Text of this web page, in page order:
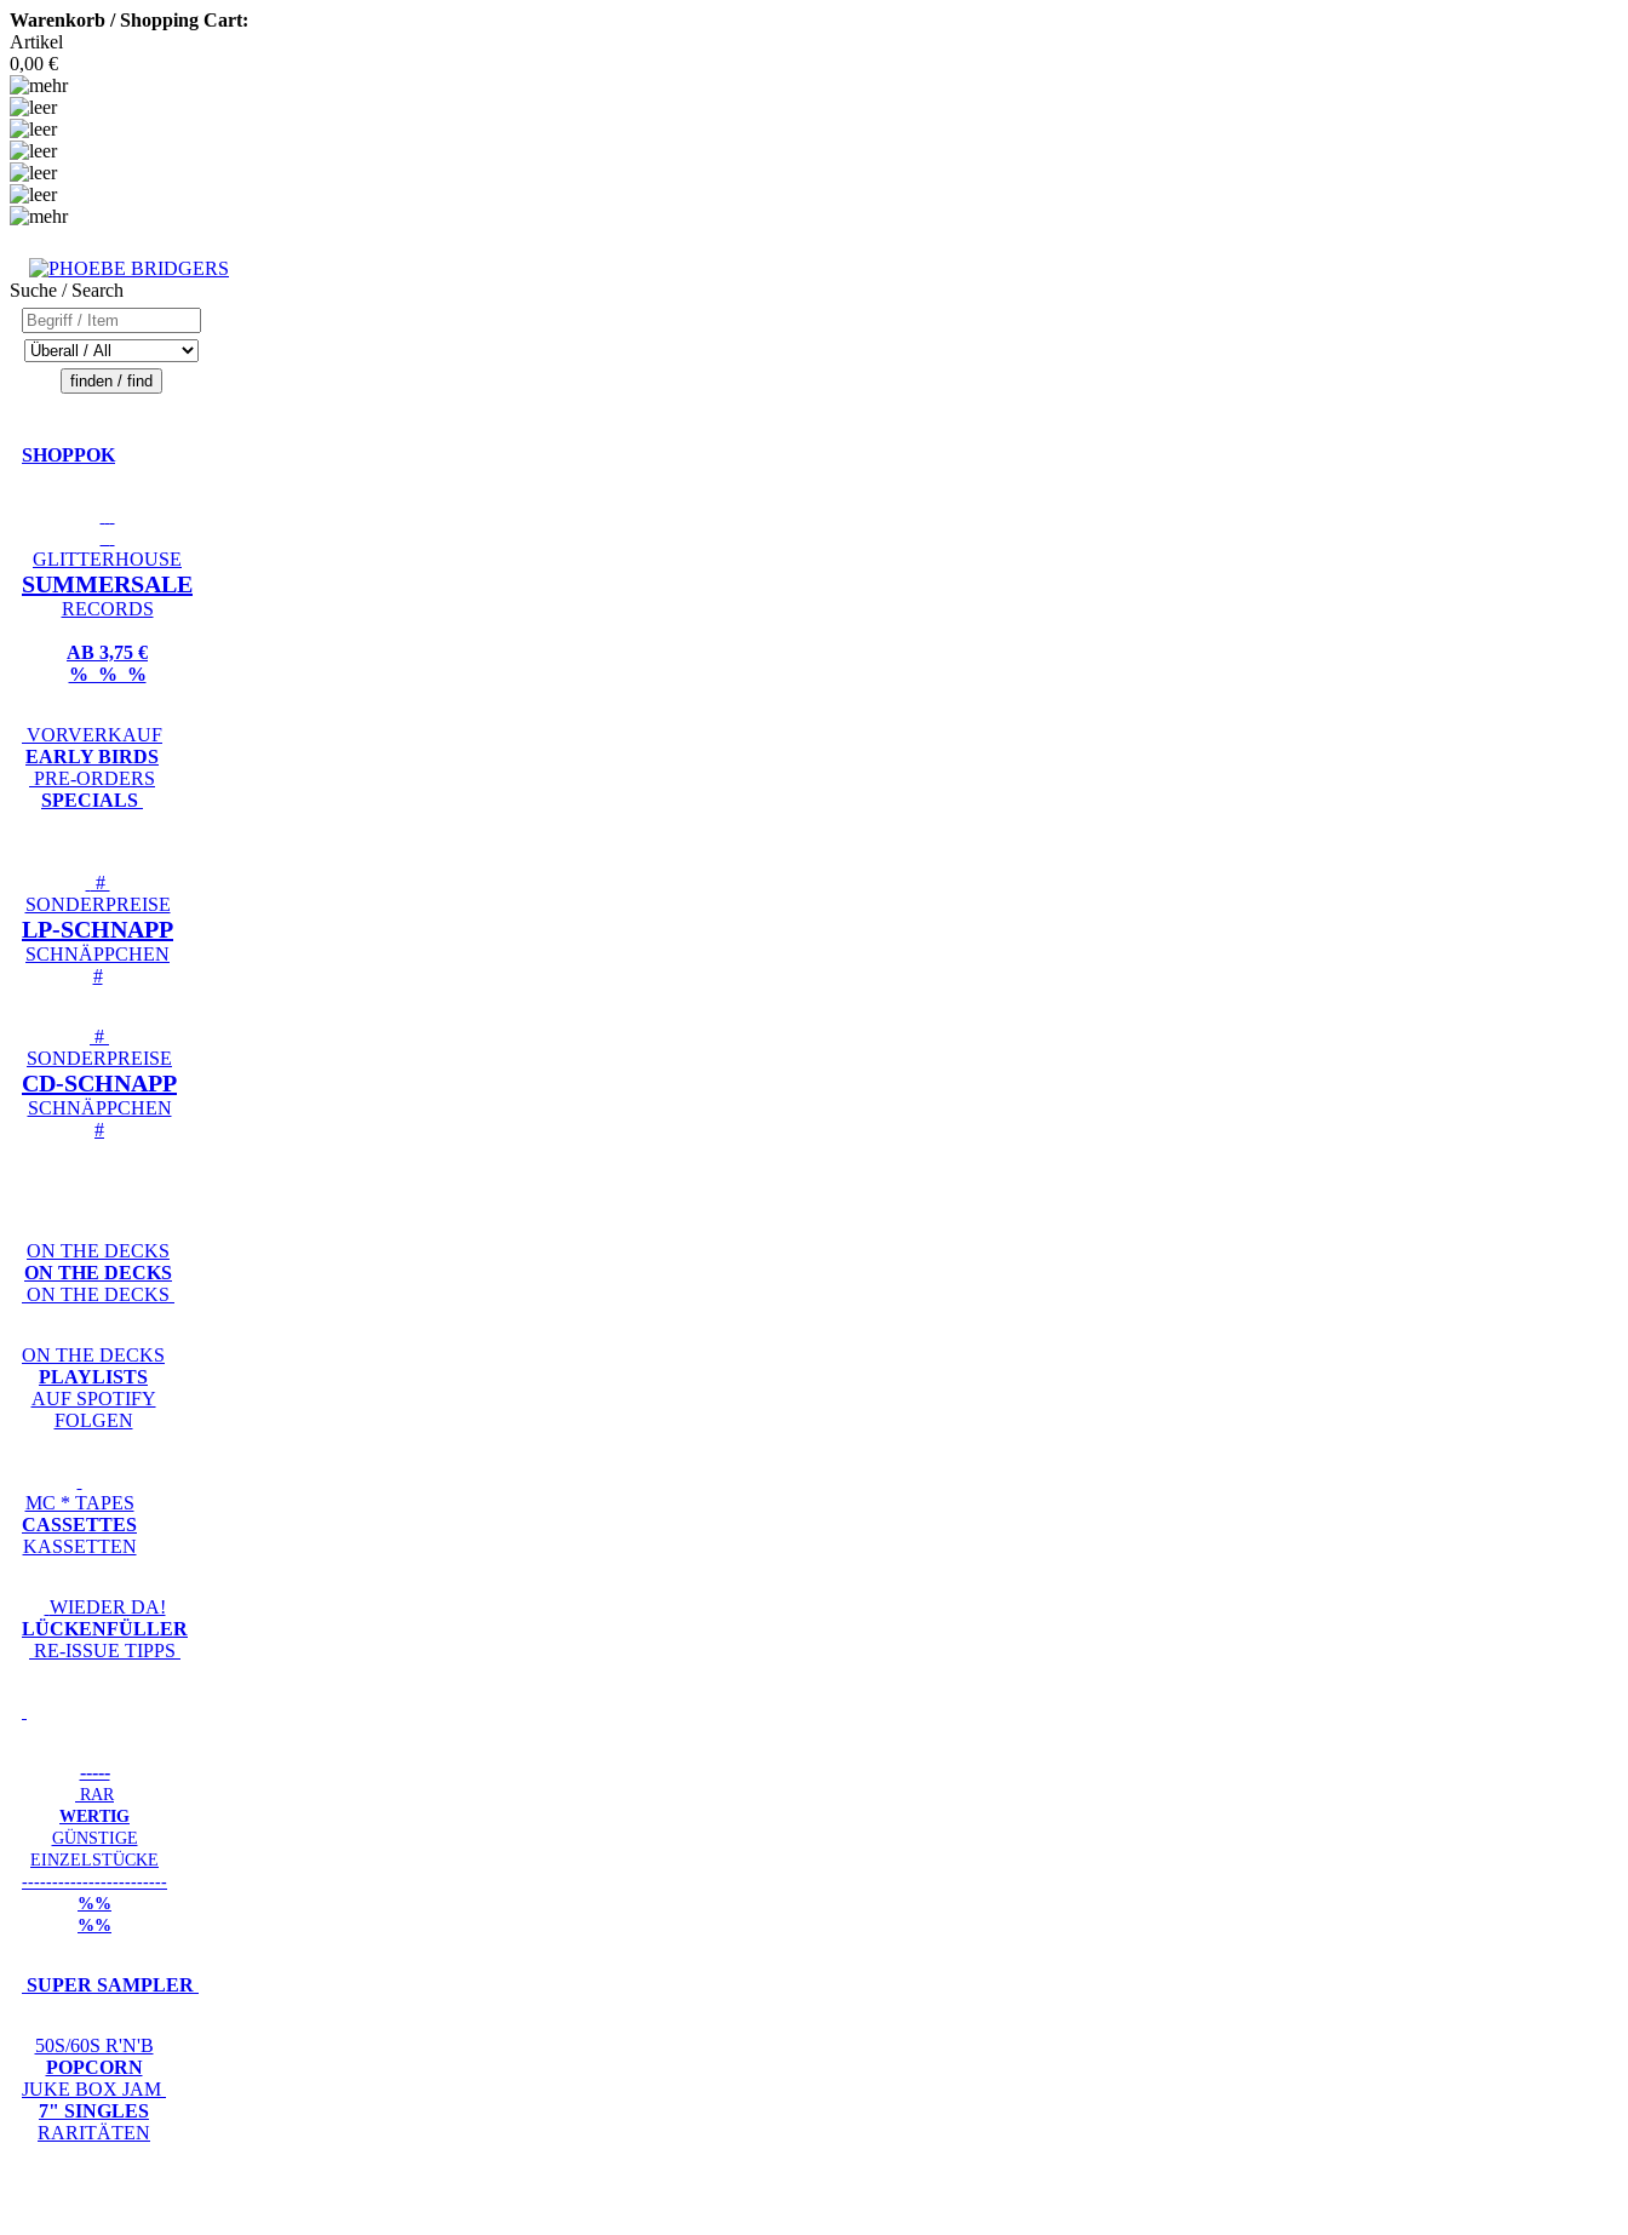
Warenkorb / Shopping Cart:
Artikel
0,00 €
Suche / Search
SHOPPOK
GLITTERHOUSE
SUMMERSALE
RECORDS
AB 3,75 €
% % %
VORVERKAUF
EARLY BIRDS
PRE-ORDERS
SPECIALS
#
SONDERPREISE
LP-SCHNAPP
SCHNÄPPCHEN
#
#
SONDERPREISE
CD-SCHNAPP
SCHNÄPPCHEN
#
ON THE DECKS
ON THE DECKS
ON THE DECKS
ON THE DECKS
PLAYLISTS
AUF SPOTIFY
FOLGEN
MC * TAPES
CASSETTES
KASSETTEN
WIEDER DA!
LÜCKENFÜLLER
RE-ISSUE TIPPS
-----
RAR
WERTIG
GÜNSTIGE
EINZELSTÜCKE
------------------------
%%
%%
SUPER SAMPLER
50S/60S R'N'B
POPCORN
JUKE BOX JAM
7" SINGLES
RARITÄTEN